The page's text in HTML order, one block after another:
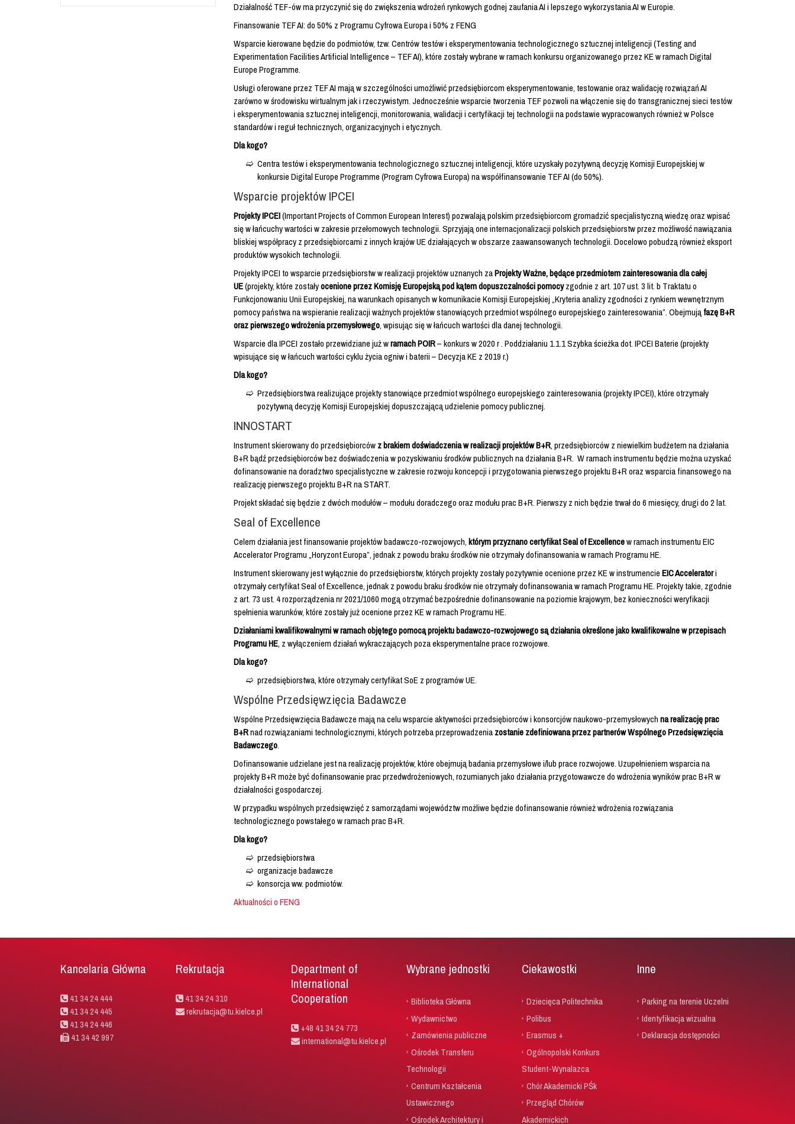
Działalność TEF-ów ma przyczynić się do zwiększenia wdrożeń rynkowych godnej zaufania AI i lepszego wykorzystania AI w Europie.
Finansowanie TEF AI: do 50% z Programu Cyfrowa Europa i 50% z FENG
Wsparcie kierowane będzie do podmiotów, tzw. Centrów testów i eksperymentowania technologicznego sztucznej inteligencji (Testing and
Experimentation Facilities Artificial Intelligence – TEF AI), które zostały wybrane w ramach konkursu organizowanego przez KE w ramach Digital
Europe Programme.
Usługi oferowane przez TEF AI mają w szczególności umożliwić przedsiębiorcom eksperymentowanie, testowanie oraz walidację rozwiązań AI
zarówno w środowisku wirtualnym jak i rzeczywistym. Jednocześnie wsparcie tworzenia TEF pozwoli na włączenie się do transgranicznej sieci testów
i eksperymentowania sztucznej inteligencji, monitorowania, walidacji i certyfikacji tej technologii na podstawie wypracowanych również w Polsce
standardów i reguł technicznych, organizacyjnych i etycznych.
Dla kogo?
Centra testów i eksperymentowania technologicznego sztucznej inteligencji, które uzyskały pozytywną decyzję Komisji Europejskiej w
konkursie Digital Europe Programme (Program Cyfrowa Europa) na współfinansowanie TEF AI (do 50%).
Wsparcie projektów IPCEI
Projekty IPCEI(Important Projects of Common European Interest) pozwalają polskim przedsiębiorcom gromadzić specjalistyczną wiedzę oraz wpisać
się w łańcuchy wartości w zakresie przełomowych technologii. Sprzyjają one internacjonalizacji polskich przedsiębiorstw przez możliwość nawiązania
bliskiej współpracy z przedsiębiorcami z innych krajów UE działających w obszarze zaawansowanych technologii. Docelowo pobudzą również eksport
produktów wysokich technologii.
Projekty IPCEI to wsparcie przedsiębiorstw w realizacji projektów uznanych zaProjekty Ważne, będące przedmiotem zainteresowania dla całej
UE(projekty, które zostałyocenione przez Komisję Europejską pod kątem dopuszczalności pomocyzgodnie z art. 107 ust. 3 lit. b Traktatu o
Funkcjonowaniu Unii Europejskiej, na warunkach opisanych w komunikacie Komisji Europejskiej „Kryteria analizy zgodności z rynkiem wewnętrznym
pomocy państwa na wspieranie realizacji ważnych projektów stanowiących przedmiot wspólnego europejskiego zainteresowania”. Obejmująfazę B+R
oraz pierwszego wdrożenia przemysłowego, wpisując się w łańcuch wartości dla danej technologii.
Wsparcie dla IPCEI zostało przewidziane już wramach POIR– konkurs w 2020 r . Poddziałaniu 1.1.1 Szybka ścieżka dot. IPCEI Baterie (projekty
wpisujące się w łańcuch wartości cyklu życia ogniw i baterii – Decyzja KE z 2019 r.)
Dla kogo?
Przedsiębiorstwa realizujące projekty stanowiące przedmiot wspólnego europejskiego zainteresowania (projekty IPCEI), które otrzymały
pozytywną decyzję Komisji Europejskiej dopuszczającą udzielenie pomocy publicznej.
INNOSTART
Instrument skierowany do przedsiębiorcówz brakiem doświadczenia w realizacji projektów B+R, przedsiębiorców z niewielkim budżetem na działania
B+R bądź przedsiębiorców bez doświadczenia w pozyskiwaniu środków publicznych na działania B+R. W ramach instrumentu będzie można uzyskać
dofinansowanie na doradztwo specjalistyczne w zakresie rozwoju koncepcji i przygotowania pierwszego projektu B+R oraz wsparcia finansowego na
realizację pierwszego projektu B+R na START.
Projekt składać się będzie z dwóch modułów – modułu doradczego oraz modułu prac B+R. Pierwszy z nich będzie trwał do 6 miesięcy, drugi do 2 lat.
Seal of Excellence
Celem działania jest finansowanie projektów badawczo-rozwojowych,którym przyznano certyfikat Seal of Excellencew ramach instrumentu EIC
Accelerator Programu „Horyzont Europa”, jednak z powodu braku środków nie otrzymały dofinansowania w ramach Programu HE.
Instrument skierowany jest wyłącznie do przedsiębiorstw, których projekty zostały pozytywnie ocenione przez KE w instrumencieEIC Acceleratori
otrzymały certyfikat Seal of Excellence, jednak z powodu braku środków nie otrzymały dofinansowania w ramach Programu HE. Projekty takie, zgodnie
z art. 73 ust. 4 rozporządzenia nr 2021/1060 mogą otrzymać bezpośrednie dofinansowanie na poziomie krajowym, bez konieczności weryfikacji
spełnienia warunków, które zostały już ocenione przez KE w ramach Programu HE.
Działaniami kwalifikowalnymi w ramach objętego pomocą projektu badawczo-rozwojowego są działania określone jako kwalifikowalne w przepisach
Programu HE, z wyłączeniem działań wykraczających poza eksperymentalne prace rozwojowe.
Dla kogo?
przedsiębiorstwa, które otrzymały certyfikat SoE z programów UE.
Wspólne Przedsięwzięcia Badawcze
Wspólne Przedsięwzięcia Badawcze mają na celu wsparcie aktywności przedsiębiorców i konsorcjów naukowo-przemysłowychna realizację prac
B+Rnad rozwiązaniami technologicznymi, których potrzeba przeprowadzeniazostanie zdefiniowana przez partnerów Wspólnego Przedsięwzięcia
Badawczego.
Dofinansowanie udzielane jest na realizację projektów, które obejmują badania przemysłowe i/lub prace rozwojowe. Uzupełnieniem wsparcia na
projekty B+R może być dofinansowanie prac przedwdrożeniowych, rozumianych jako działania przygotowawcze do wdrożenia wyników prac B+R w
działalności gospodarczej.
W przypadku wspólnych przedsięwzięć z samorządami województw możliwe będzie dofinansowanie również wdrożenia rozwiązania
technologicznego powstałego w ramach prac B+R.
Dla kogo?
przedsiębiorstwa
organizacje badawcze
konsorcja ww. podmiotów.
Aktualności o FENG
Kancelaria Główna
41 34 24 444
41 34 24 445
41 34 24 446
41 34 42 997
Rekrutacja
41 34 24 310
rekrutacja@tu.kielce.pl
Department of
International
Cooperation
+48 41 34 24 773
international@tu.kielce.pl
Wybrane jednostki
Biblioteka Główna
Wydawnictwo
Zamówienia publiczne
Ośrodek Transferu
Technologii
Centrum Kształcenia
Ustawicznego
Ośrodek Architektury i
Ciekawostki
Dziecięca Politechnika
Polibus
Erasmus +
Ogólnopolski Konkurs
Student-Wynalazca
Chór Akademicki PŚk
Przegląd Chórów
Akademickich
Inne
Parking na terenie Uczelni
Identyfikacja wizualna
Deklaracja dostępności